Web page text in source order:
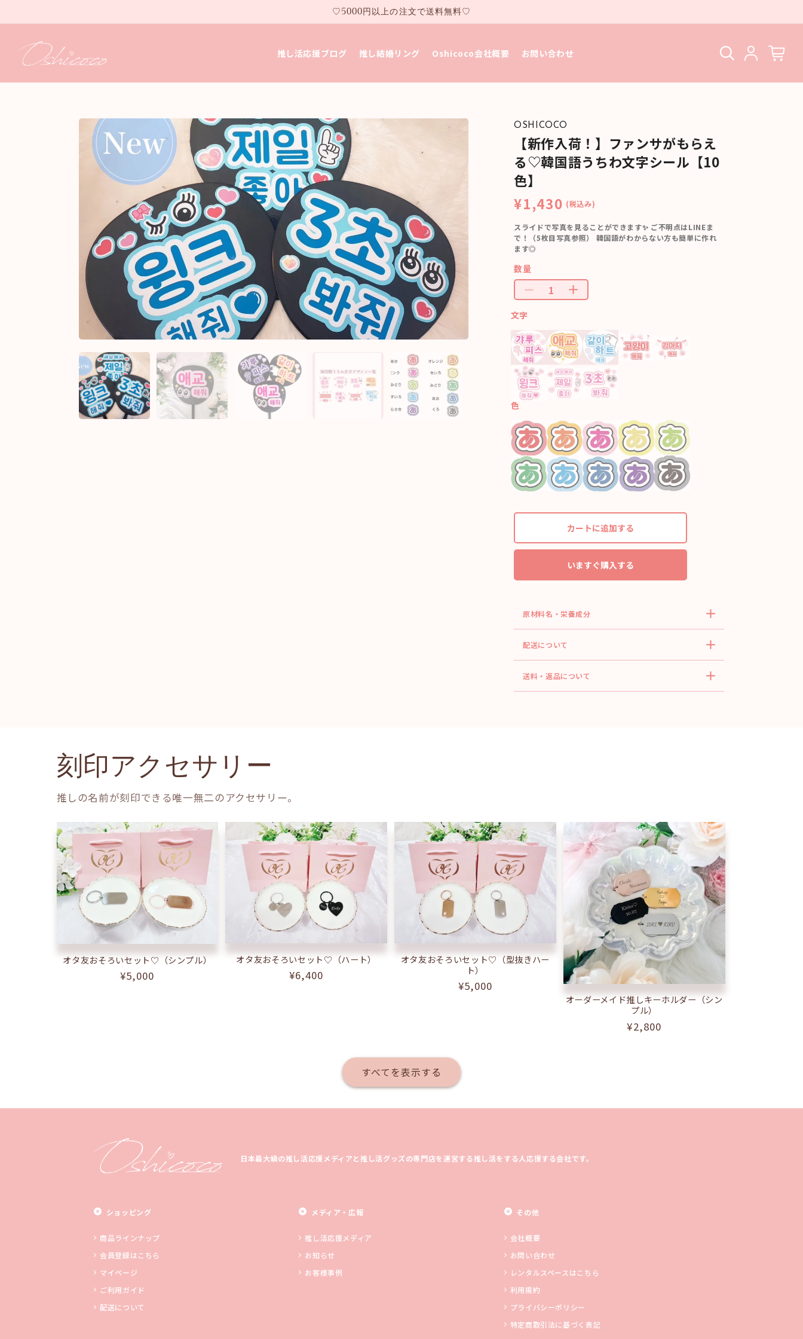
進む
♡5000円以上の注文で送料無料♡
推し活応援ブログ 推し結婚リング Oshicoco会社概要 お問い合わせ
OSHICOCO
【新作入荷！】ファンサがもらえ
る♡韓国語うちわ文字シール【10
色】
¥1,430 (税込み)
スライドで写真を見ることができます✨ ご不明点はLINEま
で！（5枚目写真参照） 韓国語がわからない方も簡単に作れ
ます◎
数量
文字
色
カートに追加する
いますぐ購入する
原材料名・栄養成分
配送について
送料・返品について
刻印アクセサリー
推しの名前が刻印できる唯一無二のアクセサリー。
オタ友おそろいセット♡（シンプル）
通
¥5,000
オタ友おそろいセット♡（ハート）
通
¥6,400
オタ友おそろいセット♡（型抜きハー
ト）
通
¥5,000
オーダーメイド推しキーホルダー（シン
プル）
通
¥2,800
すべてを表示する
日本最大級の推し活応援メディアと推し活グッズの専門店を運営する推し活をする人応援する会社です。
ショッピング
商品ラインナップ
会員登録はこちら
マイページ
ご利用ガイド
配送について
メディア・広報
推し活応援メディア
お知らせ
お客様事例
その他
会社概要
お問い合わせ
レンタルスペースはこちら
利用規約
プライバシーポリシー
特定商取引法に基づく表記